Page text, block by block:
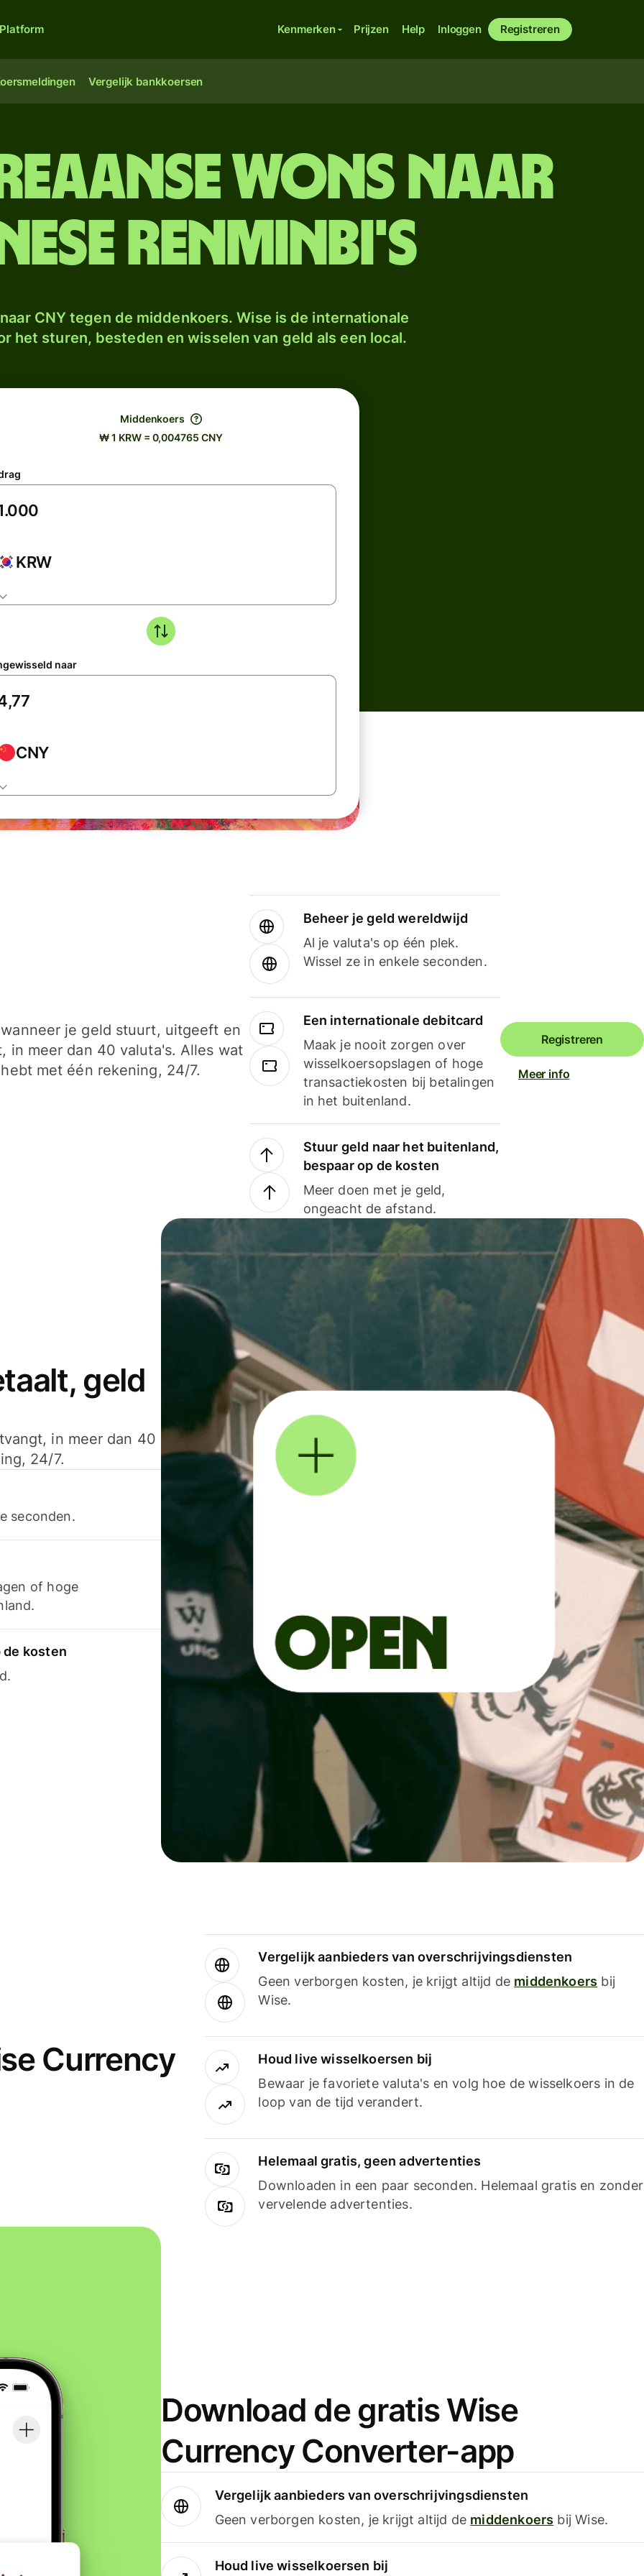
Platform Kenmerken Prijzen Help Inloggen Registreren
Vergelijk bankkoersen
wons naar
renminbi's
CNY tegen de middenkoers. Wise is de internationale
het sturen, besteden en wisselen van geld als een local.
Middenkoers
₩ 1 KRW = 0,004765 CNY
KRW
naar
CNY
je geld stuurt, uitgeeft en
in meer dan 40 valuta's. Alles wat
met één rekening, 24/7.
Beheer je geld wereldwijd
Al je valuta's op één plek.
Wissel ze in enkele seconden.
Een internationale debitcard
Maak je nooit zorgen over
wisselkoersopslagen of hoge
transactiekosten bij betalingen
in het buitenland.
Stuur geld naar het buitenland,
bespaar op de kosten
Meer doen met je geld,
ongeacht de afstand.
Registreren
Meer info
geld
in meer dan 40
24/7.
seconden.
of hoge
de kosten
Currency
Vergelijk aanbieders van overschrijvingsdiensten
Geen verborgen kosten, je krijgt altijd de middenkoers bij
Wise.
Houd live wisselkoersen bij
Bewaar je favoriete valuta's en volg hoe de wisselkoers in de
loop van de tijd verandert.
Helemaal gratis, geen advertenties
Downloaden in een paar seconden. Helemaal gratis en zonder
vervelende advertenties.
Download de gratis Wise
Currency Converter-app
Vergelijk aanbieders van overschrijvingsdiensten
Geen verborgen kosten, je krijgt altijd de middenkoers bij Wise.
Houd live wisselkoersen bij